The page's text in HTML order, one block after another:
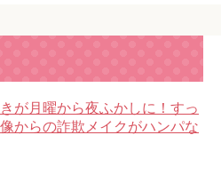
が月曜から夜ふかしに！すっ
からの詐欺メイクがハンパな